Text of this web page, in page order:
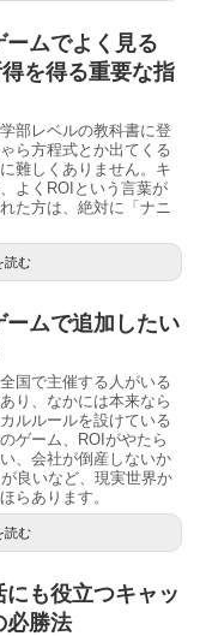
ムでよく見る
を得る重要な指
部レベルの教科書に登
ら方程式とか出てくる
難しくありません。キ
よくROIという言葉が
た方は、絶対に「ナニ
読む
ムで追加したい
国で主催する人がいる
り、なかには本来なら
ルルールを設けている
ゲーム、ROIがやたら
、会社が倒産しないか
良いなど、現実世界か
らあります。
読む
にも役立つキャッ
必勝法